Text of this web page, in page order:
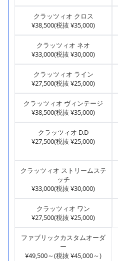
クラッツィオ クロス
¥38,500(税抜 ¥35,000)
クラッツィオ ネオ
¥33,000(税抜 ¥30,000)
クラッツィオ ライン
¥27,500(税抜 ¥25,000)
クラッツィオ ヴィンテージ
¥38,500(税抜 ¥35,000)
クラッツィオ D.D
¥27,500(税抜 ¥25,000)
クラッツィオ ストリームステ
ッチ
¥33,000(税抜 ¥30,000)
クラッツィオ ワン
¥27,500(税抜 ¥25,000)
ファブリックカスタムオーダ
ー
¥49,500～(税抜 ¥45,000～)